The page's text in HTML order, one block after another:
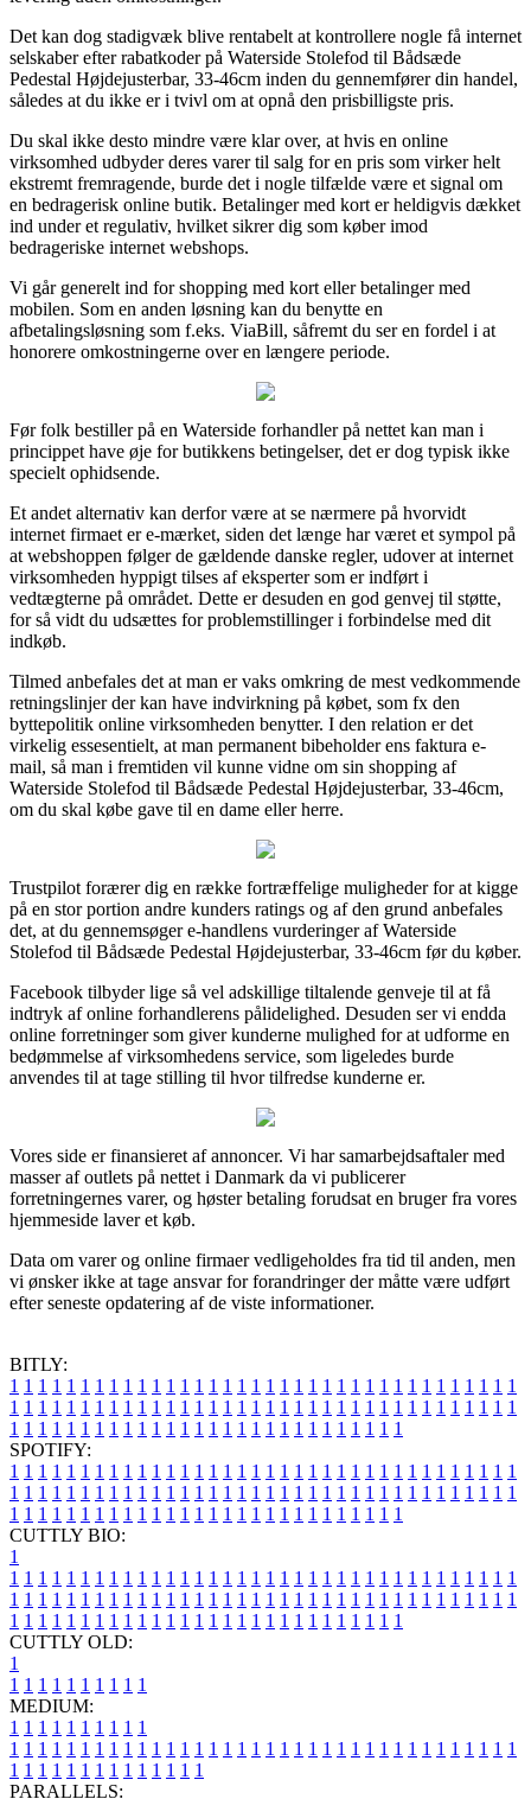
Det kan dog stadigvæk blive rentabelt at kontrollere nogle få internet
selskaber efter rabatkoder på Waterside Stolefod til Bådsæde
Pedestal Højdejusterbar, 33-46cm inden du gennemfører din handel,
således at du ikke er i tvivl om at opnå den prisbilligste pris.
Du skal ikke desto mindre være klar over, at hvis en online
virksomhed udbyder deres varer til salg for en pris som virker helt
ekstremt fremragende, burde det i nogle tilfælde være et signal om
en bedragerisk online butik. Betalinger med kort er heldigvis dækket
ind under et regulativ, hvilket sikrer dig som køber imod
bedrageriske internet webshops.
Vi går generelt ind for shopping med kort eller betalinger med
mobilen. Som en anden løsning kan du benytte en
afbetalingsløsning som f.eks. ViaBill, såfremt du ser en fordel i at
honorere omkostningerne over en længere periode.
Før folk bestiller på en Waterside forhandler på nettet kan man i
princippet have øje for butikkens betingelser, det er dog typisk ikke
specielt ophidsende.
Et andet alternativ kan derfor være at se nærmere på hvorvidt
internet firmaet er e-mærket, siden det længe har været et sympol på
at webshoppen følger de gældende danske regler, udover at internet
virksomheden hyppigt tilses af eksperter som er indført i
vedtægterne på området. Dette er desuden en god genvej til støtte,
for så vidt du udsættes for problemstillinger i forbindelse med dit
indkøb.
Tilmed anbefales det at man er vaks omkring de mest vedkommende
retningslinjer der kan have indvirkning på købet, som fx den
byttepolitik online virksomheden benytter. I den relation er det
virkelig essesentielt, at man permanent bibeholder ens faktura e-
mail, så man i fremtiden vil kunne vidne om sin shopping af
Waterside Stolefod til Bådsæde Pedestal Højdejusterbar, 33-46cm,
om du skal købe gave til en dame eller herre.
Trustpilot forærer dig en række fortræffelige muligheder for at kigge
på en stor portion andre kunders ratings og af den grund anbefales
det, at du gennemsøger e-handlens vurderinger af Waterside
Stolefod til Bådsæde Pedestal Højdejusterbar, 33-46cm før du køber.
Facebook tilbyder lige så vel adskillige tiltalende genveje til at få
indtryk af online forhandlerens pålidelighed. Desuden ser vi endda
online forretninger som giver kunderne mulighed for at udforme en
bedømmelse af virksomhedens service, som ligeledes burde
anvendes til at tage stilling til hvor tilfredse kunderne er.
Vores side er finansieret af annoncer. Vi har samarbejdsaftaler med
masser af outlets på nettet i Danmark da vi publicerer
forretningernes varer, og høster betaling forudsat en bruger fra vores
hjemmeside laver et køb.
Data om varer og online firmaer vedligeholdes fra tid til anden, men
vi ønsker ikke at tage ansvar for forandringer der måtte være udført
efter seneste opdatering af de viste informationer.
BITLY:
1 1 1 1 1 1 1 1 1 1 1 1 1 1 1 1 1 1 1 1 1 1 1 1 1 1 1 1 1 1 1 1 1 1 1 1
1 1 1 1 1 1 1 1 1 1 1 1 1 1 1 1 1 1 1 1 1 1 1 1 1 1 1 1 1 1 1 1 1 1 1 1
1 1 1 1 1 1 1 1 1 1 1 1 1 1 1 1 1 1 1 1 1 1 1 1 1 1 1 1
SPOTIFY:
1 1 1 1 1 1 1 1 1 1 1 1 1 1 1 1 1 1 1 1 1 1 1 1 1 1 1 1 1 1 1 1 1 1 1 1
1 1 1 1 1 1 1 1 1 1 1 1 1 1 1 1 1 1 1 1 1 1 1 1 1 1 1 1 1 1 1 1 1 1 1 1
1 1 1 1 1 1 1 1 1 1 1 1 1 1 1 1 1 1 1 1 1 1 1 1 1 1 1 1
CUTTLY BIO:
1
1 1 1 1 1 1 1 1 1 1 1 1 1 1 1 1 1 1 1 1 1 1 1 1 1 1 1 1 1 1 1 1 1 1 1 1
1 1 1 1 1 1 1 1 1 1 1 1 1 1 1 1 1 1 1 1 1 1 1 1 1 1 1 1 1 1 1 1 1 1 1 1
1 1 1 1 1 1 1 1 1 1 1 1 1 1 1 1 1 1 1 1 1 1 1 1 1 1 1 1
CUTTLY OLD:
1
1 1 1 1 1 1 1 1 1 1
MEDIUM:
1 1 1 1 1 1 1 1 1 1
1 1 1 1 1 1 1 1 1 1 1 1 1 1 1 1 1 1 1 1 1 1 1 1 1 1 1 1 1 1 1 1 1 1 1 1
1 1 1 1 1 1 1 1 1 1 1 1 1 1
PARALLELS: